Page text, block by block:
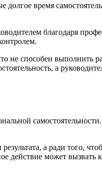
долгое время
благодаря
способен выполнить
а
а ради того,
действие может вызвать